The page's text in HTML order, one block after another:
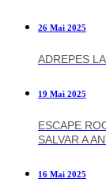
26 Mai 2025
ADREPES
19 Mai 2025
ESCAPE
SALVAR A
16 Mai 2025